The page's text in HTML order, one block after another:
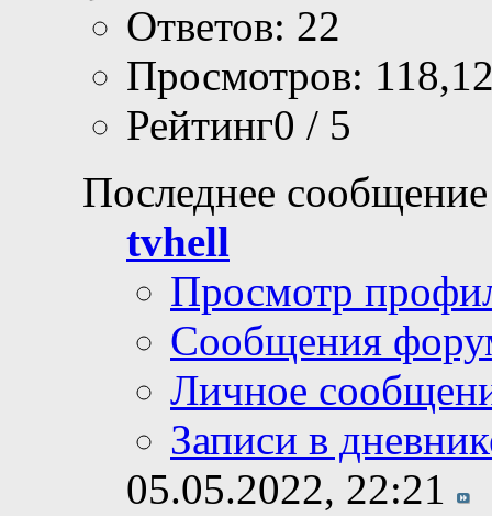
Ответов: 22
Просмотров:
Рейтинг0 / 5
Последнее
tvhell
Просмотр
Сообщения
Личное
Записи в
05.05.2022, 22:21